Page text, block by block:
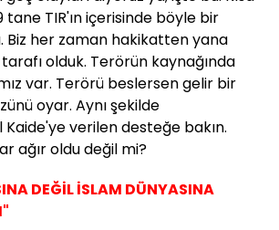
TIR'ın içerisinde böyle bir
Biz her zaman hakikatten yana
olduk. Terörün kaynağında
var. Terörü beslersen gelir bir
oyar. Aynı şekilde
verilen desteğe bakın.
ağır oldu değil mi?
DEĞİL İSLAM DÜNYASINA